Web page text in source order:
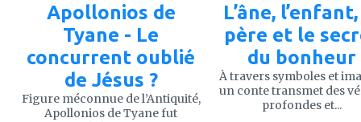
Apollonios de
Tyane - Le
concurrent oublié
de Jésus ?
Figure méconnue de l’Antiquité,
Apollonios de Tyane fut
L’âne,
père et le
du bonheur
À travers symboles et
un conte transmet des
profondes et...